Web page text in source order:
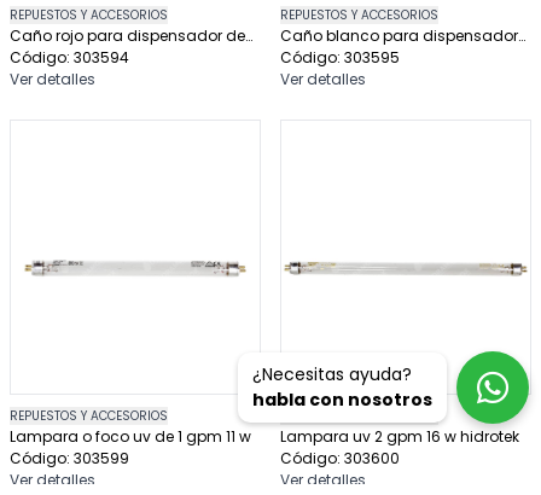
REPUESTOS Y ACCESORIOS
Caño rojo para dispensador de
agua 105l
Código: 303594
Ver detalles
REPUESTOS Y ACCESORIOS
Caño blanco para dispensador
de agua 105l
Código: 303595
Ver detalles
REPUESTOS Y ACCESORIOS
Lampara o foco uv de 1 gpm 11 w
Código: 303599
Ver detalles
Lampara uv 2 gpm 16 w hidrotek
Código: 303600
Ver detalles
¿Necesitas ayuda?
habla con nosotros